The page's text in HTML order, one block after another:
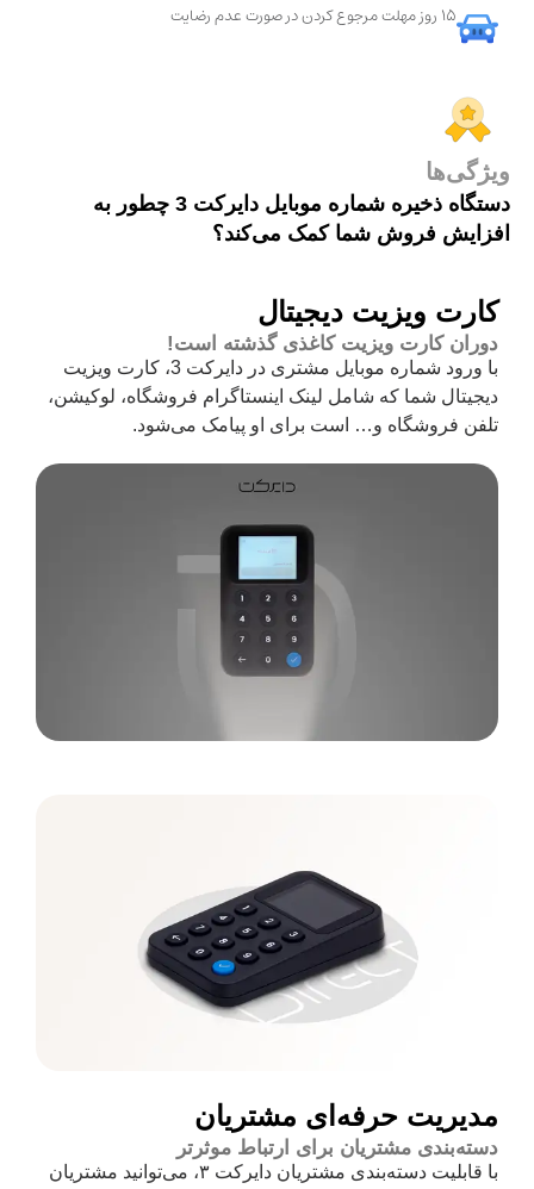
15 روز مهلت مرجوع کردن در صورت عدم رضایت
ویژگی‌ها
دستگاه ذخیره شماره موبایل دایرکت 3 چطور به
افزایش فروش شما کمک می‌کند؟
کارت ویزیت دیجیتال
دوران کارت ویزیت کاغذی گذشته است!
با ورود شماره موبایل مشتری در دایرکت 3، کارت ویزیت
دیجیتال شما که شامل لینک اینستاگرام فروشگاه، لوکیشن،
تلفن فروشگاه و… است برای او پیامک می‌شود.
مدیریت حرفه‌ای مشتریان
دسته‌بندی مشتریان برای ارتباط موثرتر
با قابلیت دسته‌بندی مشتریان دایرکت ۳، می‌توانید مشتریان